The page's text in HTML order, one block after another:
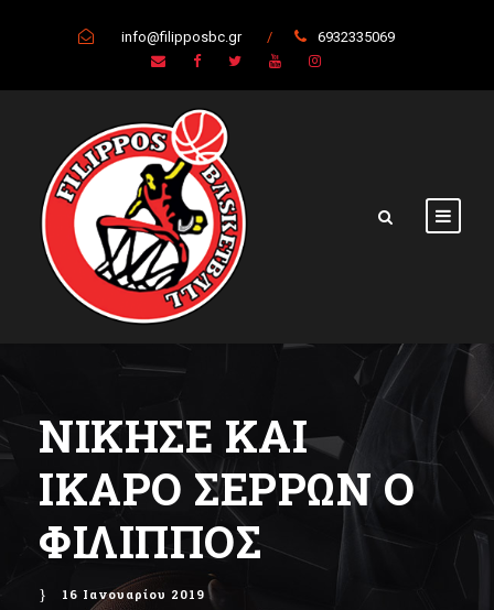
info@filipposbc.gr / 6932335069
ΝΙΚΗΣΕ ΚΑΙ
ΙΚΑΡΟ ΣΕΡΡΩΝ Ο
ΦΙΛΙΠΠΟΣ
16 Ιανουαρίου 2019